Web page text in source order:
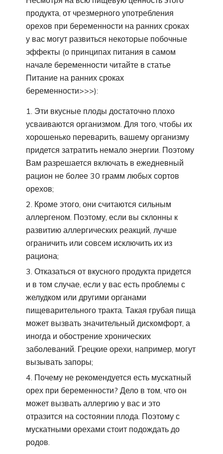
продукта, от чрезмерного употребления
орехов при беременности на ранних сроках
у вас могут развиться некоторые побочные
эффекты (о принципах питания в самом
начале беременности читайте в статье
Питание на ранних сроках
беременности>>>):
Эти вкусные плоды достаточно плохо
усваиваются организмом. Для того, чтобы их
хорошенько переварить, вашему организму
придется затратить немало энергии. Поэтому
Вам разрешается включать в ежедневный
рацион не более 30 грамм любых сортов
орехов;
Кроме этого, они считаются сильным
аллергеном. Поэтому, если вы склонны к
развитию аллергических реакций, лучше
ограничить или совсем исключить их из
рациона;
Отказаться от вкусного продукта придется
и в том случае, если у вас есть проблемы с
желудком или другими органами
пищеварительного тракта. Такая грубая пища
может вызвать значительный дискомфорт, а
иногда и обострение хронических
заболеваний. Грецкие орехи, например, могут
вызывать запоры;
Почему не рекомендуется есть мускатный
орех при беременности? Дело в том, что он
может вызвать аллергию у вас и это
отразится на состоянии плода. Поэтому с
мускатными орехами стоит подождать до
родов.